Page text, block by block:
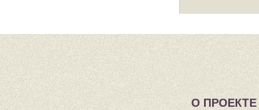
О ПРОЕКТЕ